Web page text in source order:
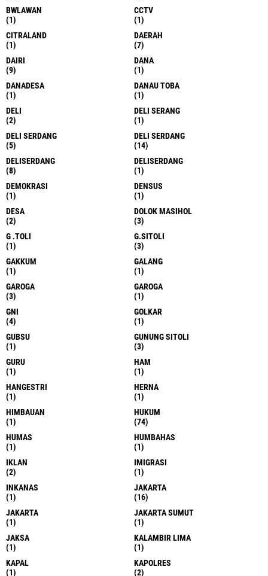
BWLAWAN
(1)
CCTV
(1)
CITRALAND
(1)
DAERAH
(7)
DAIRI
(9)
DANA
(1)
DANADESA
(1)
DANAU TOBA
(1)
DELI
(2)
DELI SERANG
(1)
DELI SERDANG
(5)
DELI SERDANG
(14)
DELISERDANG
(8)
DELISERDANG
(1)
DEMOKRASI
(1)
DENSUS
(1)
DESA
(2)
DOLOK MASIHOL
(3)
G .TOLI
(1)
G.SITOLI
(3)
GAKKUM
(1)
GALANG
(1)
GAROGA
(3)
GAROGA
(1)
GNI
(4)
GOLKAR
(1)
GUBSU
(1)
GUNUNG SITOLI
(3)
GURU
(1)
HAM
(1)
HANGESTRI
(1)
HERNA
(1)
HIMBAUAN
(1)
HUKUM
(74)
HUMAS
(1)
HUMBAHAS
(1)
IKLAN
(2)
IMIGRASI
(1)
INKANAS
(1)
JAKARTA
(16)
JAKARTA
(1)
JAKARTA SUMUT
(1)
JAKSA
(1)
KALAMBIR LIMA
(1)
KAPAL
(1)
KAPOLRES
(2)